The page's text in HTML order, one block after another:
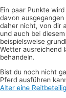
Ein paar Punkte
davon
daher nicht, von dir
und auch bei
beispielsweise
Wetter ausreichend
behandeln.
Bist du noch nicht
Pferd ausführen
Alter eine